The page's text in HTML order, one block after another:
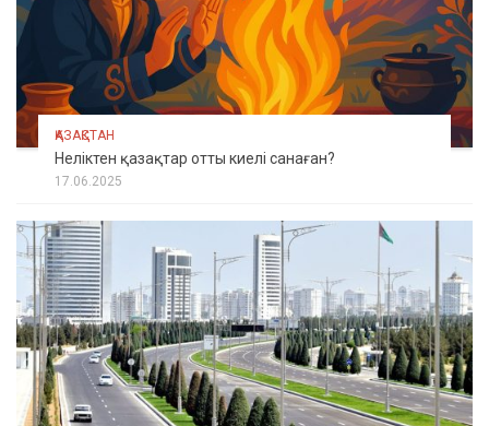
ҚАЗАҚСТАН
Неліктен қазақтар отты киелі санаған?
17.06.2025